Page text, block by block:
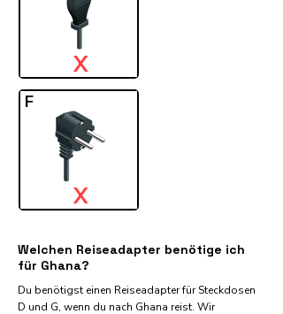
X
F
X
Welchen Reiseadapter benötige ich
für Ghana?
Du benötigst einen Reiseadapter für Steckdosen
D und G, wenn du nach Ghana reist. Wir